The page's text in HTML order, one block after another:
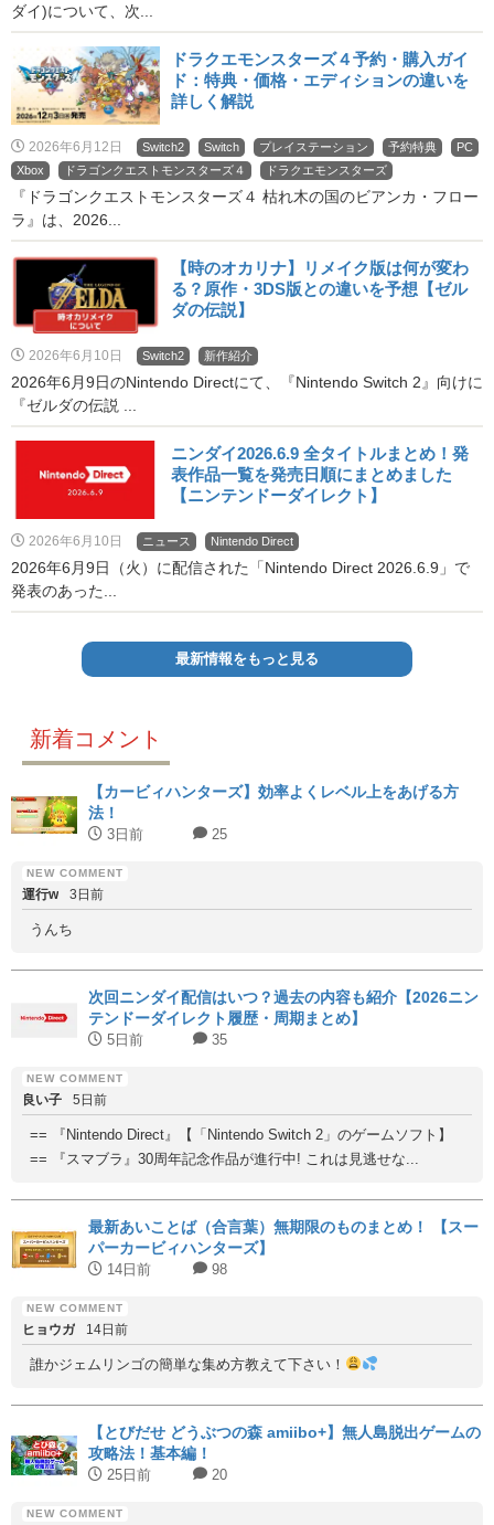
ダイ)について、次...
ドラクエモンスターズ４予約・購入ガイ
ド：特典・価格・エディションの違いを
詳しく解説
2026年6月12日 Switch2 Switch プレイステーション 予約特典
PC
Xbox
ドラゴンクエストモンスターズ４ ドラクエモンスターズ
『ドラゴンクエストモンスターズ４ 枯れ木の国のビアンカ・フロー
ラ』は、2026...
【時のオカリナ】リメイク版は何が変わ
る？原作・3DS版との違いを予想【ゼル
ダの伝説】
2026年6月10日 Switch2 新作紹介
2026年6月9日のNintendo Directにて、『Nintendo Switch 2』向けに
『ゼルダの伝説 ...
ニンダイ2026.6.9 全タイトルまとめ！発
表作品一覧を発売日順にまとめました
【ニンテンドーダイレクト】
2026年6月10日 ニュース Nintendo Direct
2026年6月9日（火）に配信された「Nintendo Direct 2026.6.9」で
発表のあった...
最新情報をもっと見る
新着コメント
【カービィハンターズ】効率よくレベル上をあげる方
法！
3日前 25
運行w 3日前
うんち
次回ニンダイ配信はいつ？過去の内容も紹介【2026ニン
テンドーダイレクト履歴・周期まとめ】
5日前 35
良い子 5日前
== 『Nintendo Direct』【「Nintendo Switch 2」のゲームソフト】
== 『スマブラ』30周年記念作品が進行中! これは見逃せな...
最新あいことば（合言葉）無期限のものまとめ！ 【スー
パーカービィハンターズ】
14日前 98
ヒョウガ 14日前
誰かジェムリンゴの簡単な集め方教えて下さい！
【とびだせ どうぶつの森 amiibo+】無人島脱出ゲームの
攻略法！基本編！
25日前 20